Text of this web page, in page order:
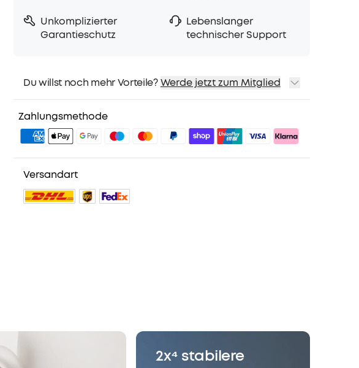
Unkomplizierter
Garantieschutz
Lebenslanger
technischer Support
Du willst noch mehr Vorteile? Werde jetzt zum Mitglied
2. Mitglieder-Preise für ausgewähte Produkte
3. Geburtstagsgeschenk
4. Weitere Vorteile mit soundcoreCreditsMehr erfahren
Zahlungsmethode
Versandart
2x⁴ stabilere